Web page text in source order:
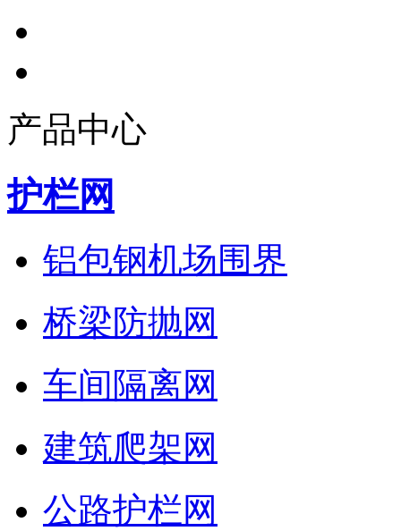
产品中心
护栏网
铝包钢机场围界
桥梁防抛网
车间隔离网
建筑爬架网
公路护栏网